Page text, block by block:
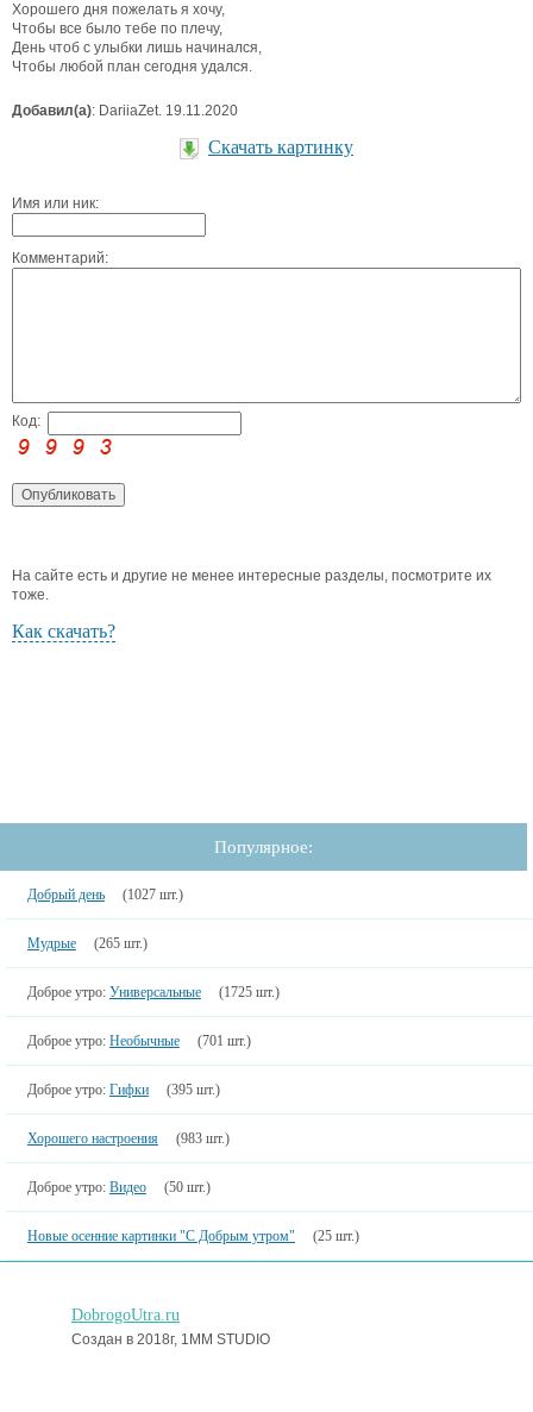
Хорошего дня пожелать я хочу,
Чтобы все было тебе по плечу,
День чтоб с улыбки лишь начинался,
Чтобы любой план сегодня удался.
Добавил(а): DariiaZet. 19.11.2020
Скачать картинку
Имя или ник:
Комментарий:
Код:
На сайте есть и другие не менее интересные разделы, посмотрите их
тоже.
Как скачать?
Популярное:
Добрый день (1027 шт.)
Мудрые (265 шт.)
Доброе утро: Универсальные (1725 шт.)
Доброе утро: Необычные (701 шт.)
Доброе утро: Гифки (395 шт.)
Хорошего настроения (983 шт.)
Доброе утро: Видео (50 шт.)
Новые осенние картинки "С Добрым утром" (25 шт.)
DobrogoUtra.ru
Создан в 2018г, 1MM STUDIO